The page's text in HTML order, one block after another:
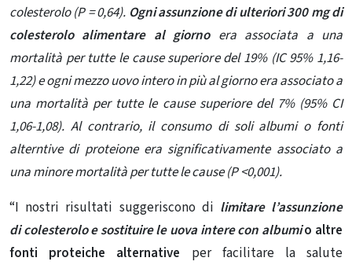
colesterolo (P = 0,64). Ogni assunzione di ulteriori 300 mg di
colesterolo alimentare al giorno era associata a una
mortalità per tutte le cause superiore del 19% (IC 95% 1,16-
1,22) e ogni mezzo uovo intero in più al giorno era associato a
una mortalità per tutte le cause superiore del 7% (95% CI
1,06-1,08). Al contrario, il consumo di soli albumi o fonti
alterntive di proteione era significativamente associato a
una minore mortalità per tutte le cause (P <0,001).
“I nostri risultati suggeriscono di limitare l’assunzione
dicolesterolo e sostituire le uova intere con albumio altre
fonti proteiche alternative per facilitare la salute